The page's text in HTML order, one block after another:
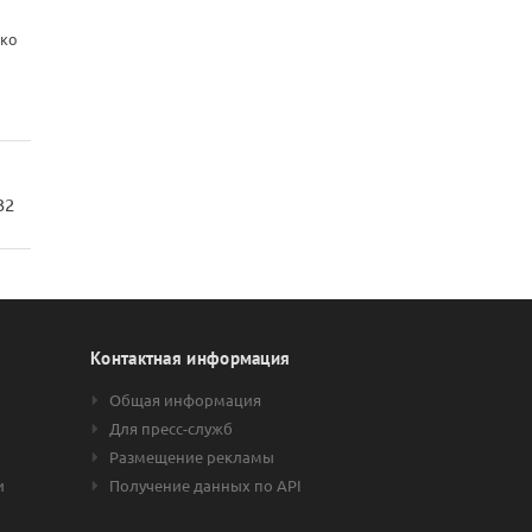
Контактная информация
Общая информация
Для пресс-служб
Размещение рекламы
Получение данных по API